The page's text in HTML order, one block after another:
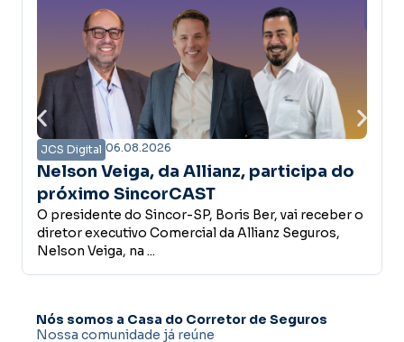
JCS Digital 06.08.2026
Associativa Premiada contempla
primeira corretora de seguros com
prêmio de R$ 5 mil
O Sincor-SP divulgou a primeira ganhadora da
campanha Associativa Premiada. No sorteio
realizado em 26 de julho, a ...
Nós somos a Casa do Corretor de Seguros
Nossa comunidade já reúne